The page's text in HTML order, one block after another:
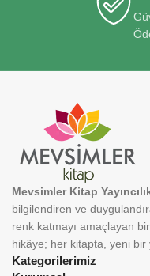
Kategorilerimiz
Mevsimler Kitap
bilgilendiren ve
renk katmayı amaçlayan
hikâye; her kitapta, yeni bir